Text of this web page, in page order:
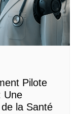
Pilote
Une
la Santé